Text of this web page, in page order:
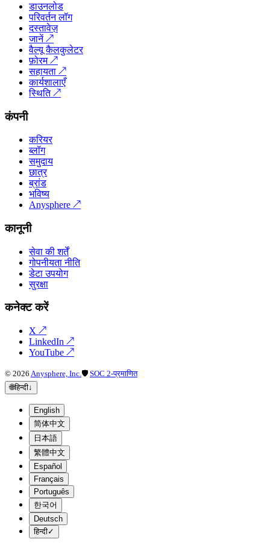
डाउनलोड
परिवर्तन लॉग
दस्तावेज़
जानें↗
वैल्यू कैलकुलेटर
फ़ोरम↗
सहायता ↗
कार्यशालाएँ
स्थिति↗
कंपनी
करियर
ब्लॉग
समुदाय
छात्र
ब्रांड
भविष्य
Anysphere ↗
कानूनी
सेवा की शर्तें
गोपनीयता नीति
डेटा उपयोग
सुरक्षा
कनेक्ट करें
X ↗
LinkedIn ↗
YouTube ↗
© 2026 Anysphere, Inc.🛡 SOC 2-प्रमाणित
🌐हिन्दी↓
English
简体中文
日本語
繁體中文
Español
Français
Português
한국어
Deutsch
हिन्दी✓